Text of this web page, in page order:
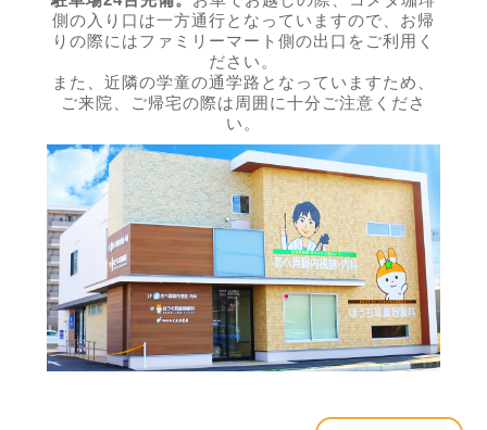
側の入り口は一方通行となっていますので、お帰
りの際にはファミリーマート側の出口をご利用く
ださい。
また、近隣の学童の通学路となっていますため、
ご来院、ご帰宅の際は周囲に十分ご注意くださ
い。